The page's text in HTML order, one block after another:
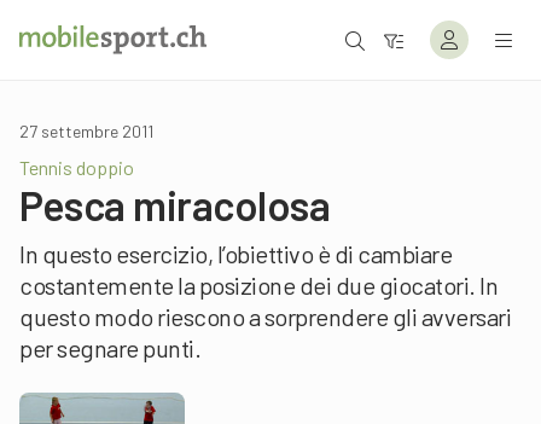
27 settembre 2011
Tennis doppio
Pesca miracolosa
In questo esercizio, l’obiettivo è di cambiare
costantemente la posizione dei due giocatori. In
questo modo riescono a sorprendere gli avversari
per segnare punti.